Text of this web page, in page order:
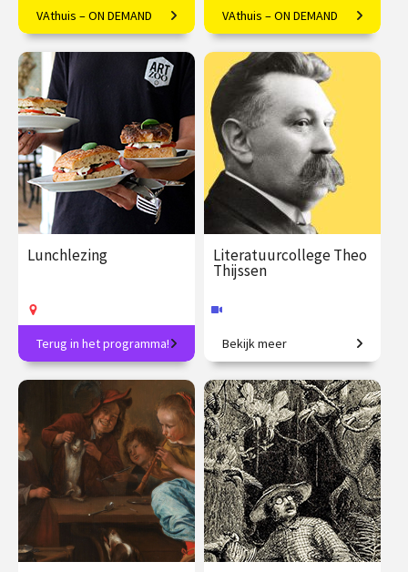
Componisten geïnspireerd
door het werk van 'the Bard'
€ 17.50
Speeltijd 1 uur
VAthuis
VAthuis – ON DEMAND
Arianna Deligianis over de
heldhaftige reis van Jason en
de Argonauten.
€ 17.50
4
afleveringen
Speeltijd 1 uur
VAthuis
VAthuis – ON DEMAND
Lunchlezing
Elke week een verrassend
onderwerp en inclusief
€ 24.50
vanaf 11
aug.
Op locatie
Terug in het programma!
Literatuurcollege Theo
Thijssen
De gelukkige klas.
€ 35.00
vanaf 23
aug.
Online
Bekijk meer